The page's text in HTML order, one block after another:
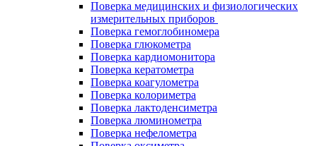
Поверка медицинских и физиологических
измерительных приборов
Поверка гемоглобиномера
Поверка глюкометра
Поверка кардиомонитора
Поверка кератометра
Поверка коагулометра
Поверка колориметра
Поверка лактоденсиметра
Поверка люминометра
Поверка нефелометра